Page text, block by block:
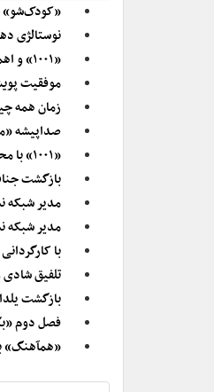
«کودک‌شو»
نوستالژی
«۱۰۰۱» و اهمیت هم‌صدایی در سوگ
موفقیت پویش «۱۰۰۱ امید» در آزادی ۱۲۵۴
زمان همه چیز را
صداپیشه
«۱۰۰۱» با محسن کیایی می‌آید
بازگشت
مدیر شبکه
مدیر شبکه
با
تلفیق
بازگشت
فصل دوم
«همآهنگ»